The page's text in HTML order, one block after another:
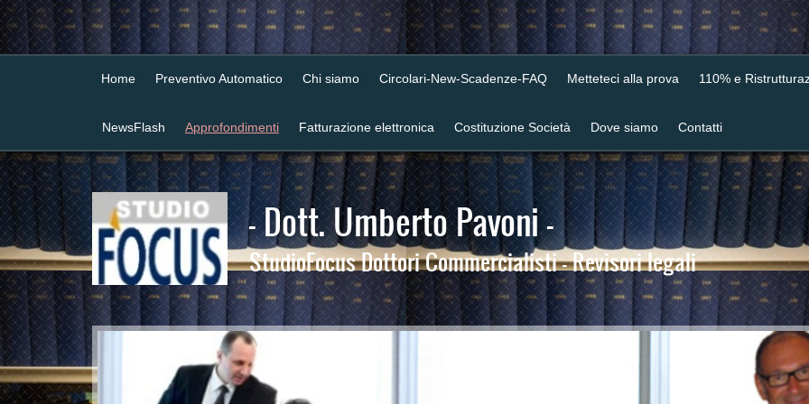
Home Preventivo Automatico Chi siamo Circolari-New-Scadenze-FAQ Metteteci alla prova 110% e
NewsFlash Approfondimenti Fatturazione elettronica Costituzione Società Dove siamo Contatti
- Dott. Umberto Pavoni -
StudioFocus Dottori Commercialisti - Revisori legali